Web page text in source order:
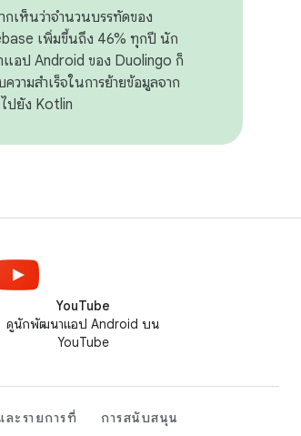
กเห็นว่าจำนวนบรรทัดของ
เพิ่มขึ้นถึง 46% ทุกปี นัก
อป Android ของ Duolingo ก็
วามสำเร็จในการย้ายข้อมูลจาก
ปยัง Kotlin
YouTube
ดูนักพัฒนาแอป Android บน
YouTube
ะรายการที่
การสนับสนุน